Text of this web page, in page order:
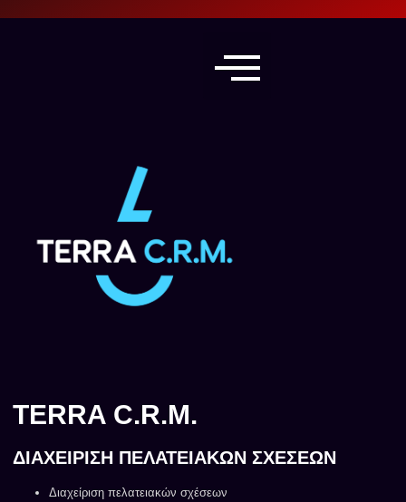
TERRA C.R.M.
ΔΙΑΧΕΙΡΙΣΗ ΠΕΛΑΤΕΙΑΚΩΝ ΣΧΕΣΕΩΝ
Διαχείριση πελατειακών σχέσεων